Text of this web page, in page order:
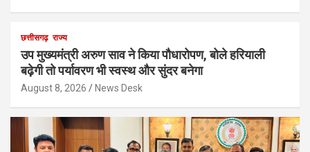
छत्तीसगढ़ राज्य
उप मुख्यमंत्री अरुण साव ने किया पौधारोपण, बोले हरियाली
बढ़ेगी तो पर्यावरण भी स्वस्थ और सुंदर बनेगा
August 8, 2026 News Desk